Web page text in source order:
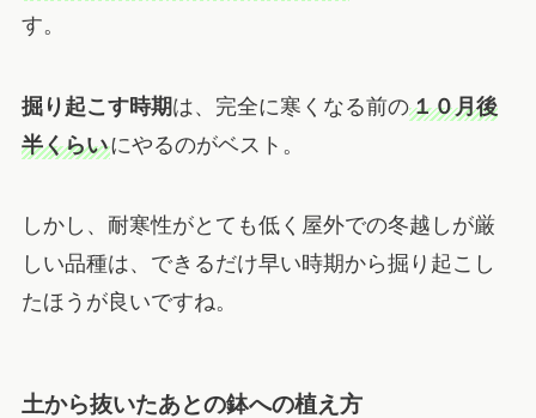
す。
掘り起こす時期は、完全に寒くなる前の１０月後
半くらいにやるのがベスト。
しかし、耐寒性がとても低く屋外での冬越しが厳
しい品種は、できるだけ早い時期から掘り起こし
たほうが良いですね。
土から抜いたあとの鉢への植え方